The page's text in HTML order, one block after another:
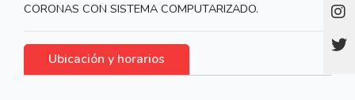
CORONAS CON SISTEMA COMPUTARIZADO.
Ubicación y horarios